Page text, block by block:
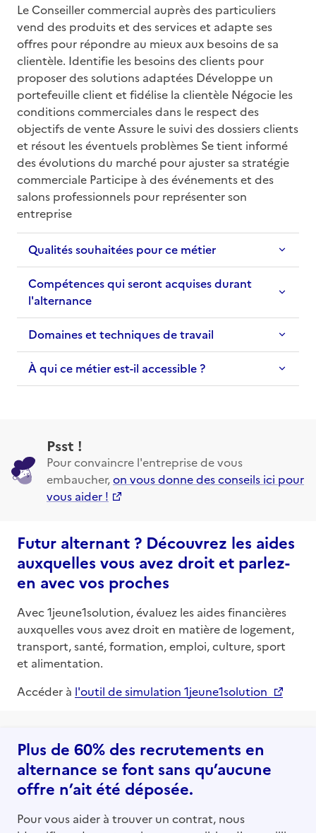
Le Conseiller commercial auprès des particuliers
vend des produits et des services et adapte ses
offres pour répondre au mieux aux besoins de sa
clientèle. Identifie les besoins des clients pour
proposer des solutions adaptées Développe un
portefeuille client et fidélise la clientèle Négocie les
conditions commerciales dans le respect des
objectifs de vente Assure le suivi des dossiers clients
et résout les éventuels problèmes Se tient informé
des évolutions du marché pour ajuster sa stratégie
commerciale Participe à des événements et des
salons professionnels pour représenter son
entreprise
Qualités souhaitées pour ce métier
Compétences qui seront acquises durant
l'alternance
Domaines et techniques de travail
À qui ce métier est-il accessible ?
Psst !
Pour convaincre l'entreprise de vous
embaucher,on vous donne des conseils ici pour
vous aider !
Futur alternant ? Découvrez les aides
auxquelles vous avez droit et parlez-
en avec vos proches
Avec 1jeune1solution, évaluez les aides financières
auxquelles vous avez droit en matière de logement,
transport, santé, formation, emploi, culture, sport
et alimentation.
Accéder à l'outil de simulation 1jeune1solution
Plus de 60% des recrutements en
alternance se font sans qu’aucune
offre n’ait été déposée.
Pour vous aider à trouver un contrat, nous